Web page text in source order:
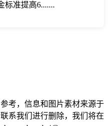
标准提高6.......
考，信息和图片素材来源于
系我们进行删除，我们将在